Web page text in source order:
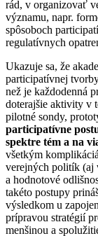
rád, v organizovať
významu, napr.
spôsoboch
regulatívnych
Ukazuje sa, že
participatívnej
než je každodenná
doterajšie aktivity v
pilotné sondy,
participatívne
spektre tém a na
všetkým
verejných politík (aj
a hodnotové
takéto postupy
výsledkom u
prípravou stratégií
menšinou a